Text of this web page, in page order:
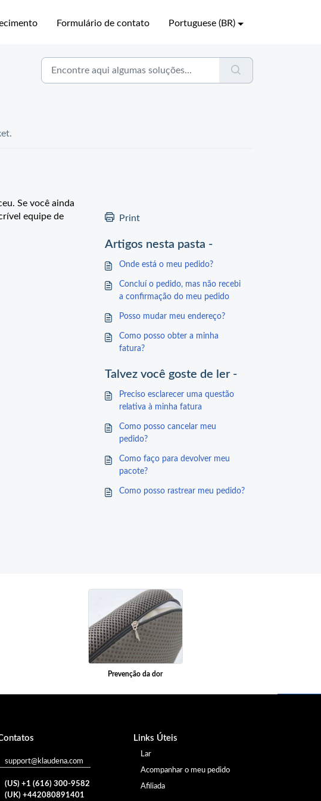
Formulário de contato Portuguese (BR)
Se você ainda
equipe de
Print
Artigos nesta pasta -
Onde está o meu pedido?
Concluí o pedido, mas não recebi
a confirmação do meu pedido
Posso mudar meu endereço?
Como posso obter a minha
fatura?
Talvez você goste de ler -
Preciso esclarecer uma questão
relativa à minha fatura
Como posso cancelar meu
pedido?
Como faço para devolver meu
pacote?
Como posso rastrear meu pedido?
Prevenção da dor
support@klaudena.com
(US) +1 (616) 300-9582
(UK) +442080891401
Links Úteis
Lar
Acompanhar o meu pedido
Afiliada